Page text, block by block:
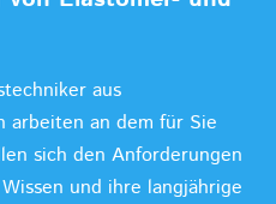
aus
arbeiten an dem für Sie
sich den Anforderungen
und ihre langjährige